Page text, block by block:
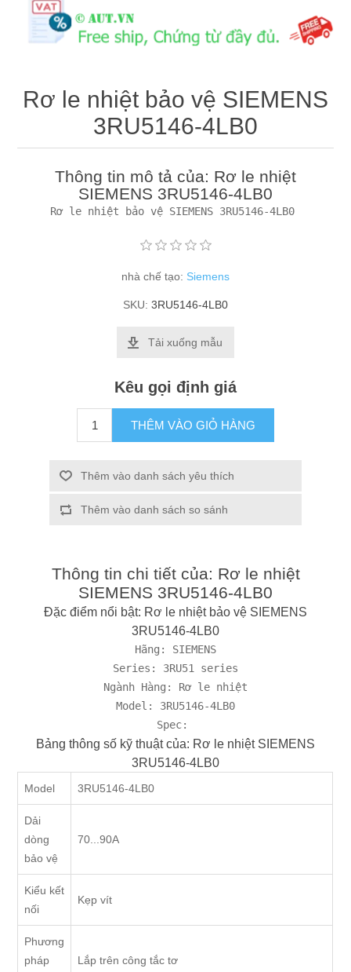
Máy tính công nghiệp
Động cơ servo 2 phase
Quạt thông gió
Phụ Kiện Schneider
Phụ Kiện Siemens
Rơ le nhiệt bảo vệ SIEMENS
3RU5146-4LB0
Thông tin mô tả của: Rơ le nhiệt
SIEMENS 3RU5146-4LB0
nhà chế tạo: Siemens
SKU: 3RU5146-4LB0
Tải xuống mẫu
Kêu gọi định giá
THÊM VÀO GIỎ HÀNG
Thêm vào danh sách yêu thích
Thêm vào danh sách so sánh
Thông tin chi tiết của: Rơ le nhiệt
SIEMENS 3RU5146-4LB0
Đặc điểm nổi bật: Rơ le nhiệt bảo vệ SIEMENS
3RU5146-4LB0
Hãng: SIEMENS
Series: 3RU51 series
Ngành Hàng: Rơ le nhiệt
Model: 3RU5146-4LB0
Spec:
Bảng thông số kỹ thuật của: Rơ le nhiệt SIEMENS
3RU5146-4LB0
Model 3RU5146-4LB0
Dải
dòng
bảo vệ
70...90A
Kiểu kết
nối
Kẹp vít
Phương
pháp
Lắp trên công tắc tơ